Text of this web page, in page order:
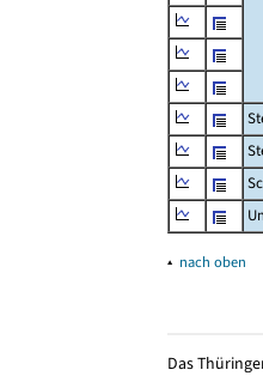
▴ nach oben
Das